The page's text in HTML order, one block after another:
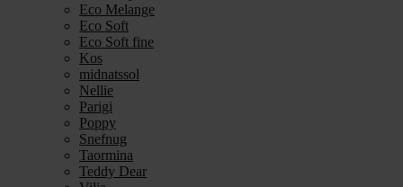
Eco Melange
Eco Soft
Eco Soft fine
Kos
midnatssol
Nellie
Parigi
Poppy
Snefnug
Taormina
Teddy Dear